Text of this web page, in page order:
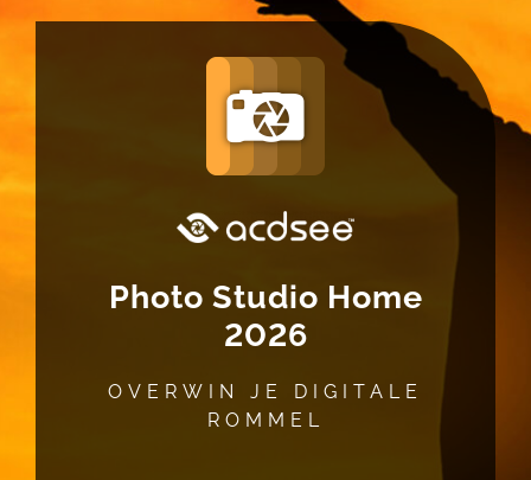
Photo Studio Home
2026
OVERWIN JE DIGITALE
ROMMEL